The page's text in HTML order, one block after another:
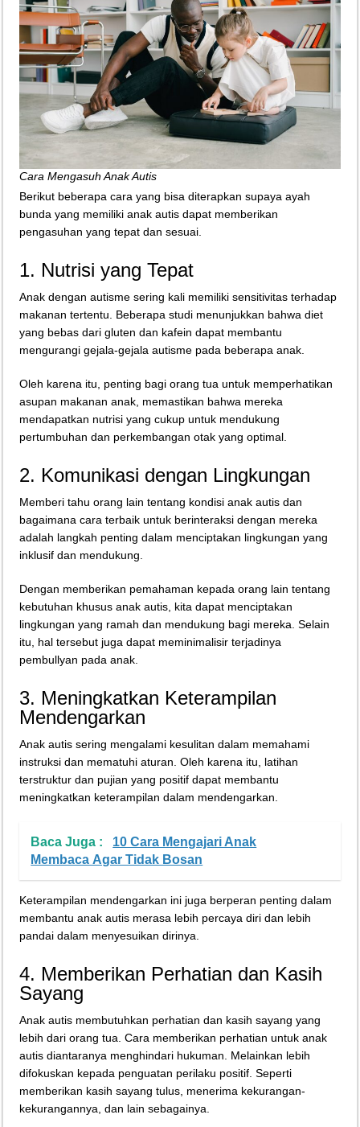
Cara Mengasuh Anak Autis
Berikut beberapa cara yang bisa diterapkan supaya ayah
bunda yang memiliki anak autis dapat memberikan
pengasuhan yang tepat dan sesuai.
1. Nutrisi yang Tepat
Anak dengan autisme sering kali memiliki sensitivitas terhadap
makanan tertentu. Beberapa studi menunjukkan bahwa diet
yang bebas dari gluten dan kafein dapat membantu
mengurangi gejala-gejala autisme pada beberapa anak.
Oleh karena itu, penting bagi orang tua untuk memperhatikan
asupan makanan anak, memastikan bahwa mereka
mendapatkan nutrisi yang cukup untuk mendukung
pertumbuhan dan perkembangan otak yang optimal.
2. Komunikasi dengan Lingkungan
Memberi tahu orang lain tentang kondisi anak autis dan
bagaimana cara terbaik untuk berinteraksi dengan mereka
adalah langkah penting dalam menciptakan lingkungan yang
inklusif dan mendukung.
Dengan memberikan pemahaman kepada orang lain tentang
kebutuhan khusus anak autis, kita dapat menciptakan
lingkungan yang ramah dan mendukung bagi mereka. Selain
itu, hal tersebut juga dapat meminimalisir terjadinya
pembullyan pada anak.
3. Meningkatkan Keterampilan
Mendengarkan
Anak autis sering mengalami kesulitan dalam memahami
instruksi dan mematuhi aturan. Oleh karena itu, latihan
terstruktur dan pujian yang positif dapat membantu
meningkatkan keterampilan dalam mendengarkan.
Baca Juga :
10 Cara Mengajari Anak
Membaca Agar Tidak Bosan
Keterampilan mendengarkan ini juga berperan penting dalam
membantu anak autis merasa lebih percaya diri dan lebih
pandai dalam menyesuikan dirinya.
4. Memberikan Perhatian dan Kasih
Sayang
Anak autis membutuhkan perhatian dan kasih sayang yang
lebih dari orang tua. Cara memberikan perhatian untuk anak
autis diantaranya menghindari hukuman. Melainkan lebih
difokuskan kepada penguatan perilaku positif. Seperti
memberikan kasih sayang tulus, menerima kekurangan-
kekurangannya, dan lain sebagainya.